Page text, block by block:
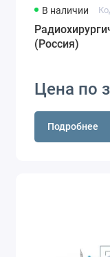
В наличии
(Россия)
Цена по
Подробнее